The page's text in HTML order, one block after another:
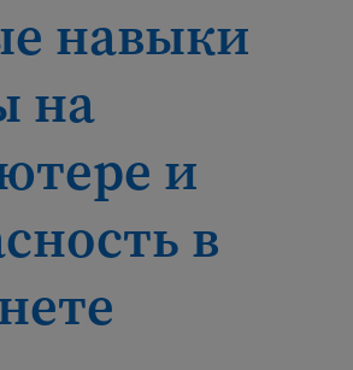
навыки
на
и
в